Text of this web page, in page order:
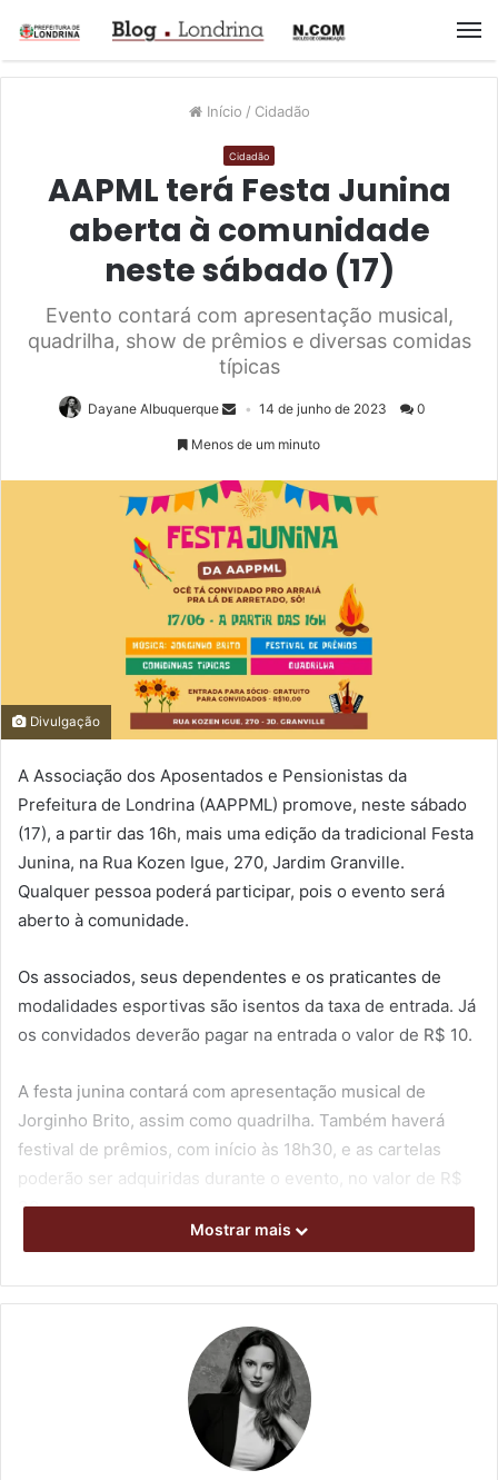
Início / Cidadão
Cidadão
AAPML terá Festa Junina
aberta à comunidade
neste sábado (17)
Evento contará com apresentação musical,
quadrilha, show de prêmios e diversas comidas
típicas
Dayane Albuquerque 14 de junho de 2023 0
Menos de um minuto
Divulgação
A Associação dos Aposentados e Pensionistas da
Prefeitura de Londrina (AAPPML) promove, neste sábado
(17), a partir das 16h, mais uma edição da tradicional Festa
Junina, na Rua Kozen Igue, 270, Jardim Granville.
Qualquer pessoa poderá participar, pois o evento será
aberto à comunidade.
Os associados, seus dependentes e os praticantes de
modalidades esportivas são isentos da taxa de entrada. Já
os convidados deverão pagar na entrada o valor de R$ 10.
A festa junina contará com apresentação musical de
Jorginho Brito, assim como quadrilha. Também haverá
festival de prêmios, com início às 18h30, e as cartelas
poderão ser adquiridas durante o evento, no valor de R$
30.
típicas, como cachorro-quente, pastel, crepe, espetinho,
espetinho de morango com chocolate, além de quentão e
muitas outras opções.
As festas juninas acontecem em todo o Brasil,
especialmente no Nordeste, durante os meses de junho e
Mostrar mais